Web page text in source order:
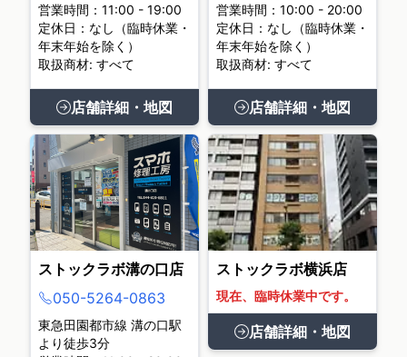
営業時間：11:00 - 19:00
定休日：なし（臨時休業・
年末年始を除く）
取扱商材: すべて
店舗詳細・地図
営業時間：10:00 - 20:00
定休日：なし（臨時休業・
年末年始を除く）
取扱商材: すべて
店舗詳細・地図
ストックラボ溝の口店
050-5264-0863
東急田園都市線 溝の口駅
より徒歩3分
ストックラボ横浜店
現在、臨時休業中です。
店舗詳細・地図